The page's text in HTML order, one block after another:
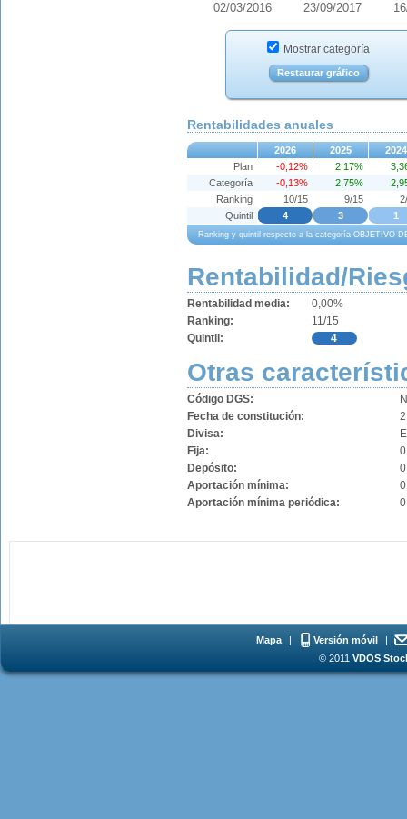
02/03/2016 23/09/2017
Mostrar categoría
Restaurar gráfico
Rentabilidades anuales
2026 2025 2024
Ranking y quintil respecto a la categoría OBJETIVO
Plan -0,12% 2,17%
Categoría
-0,13% 2,75%
Ranking
10/15 9/15
Quintil
4 3 1
Rentabilidad/
Rentabilidad media:
0,00%
Ranking:
11/15
Quintil:
4
Otras
Código DGS:
Fecha de constitución:
Divisa:
Fija:
Depósito:
Aportación mínima:
Aportación mínima periódica:
Mapa | Versión móvil
|
© 2011 VDOS